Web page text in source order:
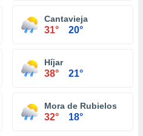
Cantavieja
31° 20°
Híjar
38° 21°
Mora de Rubielos
32° 18°